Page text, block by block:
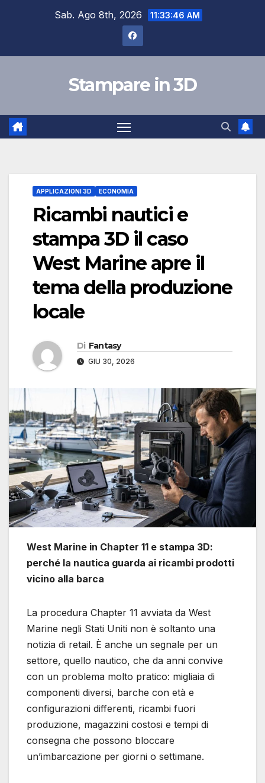
Sab. Ago 8th, 2026 11:33:47 AM
Stampare in 3D
APPLICAZIONI 3D ECONOMIA
Ricambi nautici e
stampa 3D il caso
West Marine apre il
tema della produzione
locale
Di Fantasy
GIU 30, 2026
West Marine in Chapter 11 e stampa 3D:
perché la nautica guarda ai ricambi prodotti
vicino alla barca
La procedura Chapter 11 avviata da West
Marine negli Stati Uniti non è soltanto una
notizia di retail. È anche un segnale per un
settore, quello nautico, che da anni convive
con un problema molto pratico: migliaia di
componenti diversi, barche con età e
configurazioni differenti, ricambi fuori
produzione, magazzini costosi e tempi di
consegna che possono bloccare
un’imbarcazione per giorni o settimane.